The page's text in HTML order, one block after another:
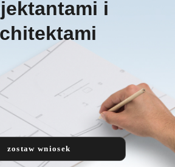
i
zostaw wniosek